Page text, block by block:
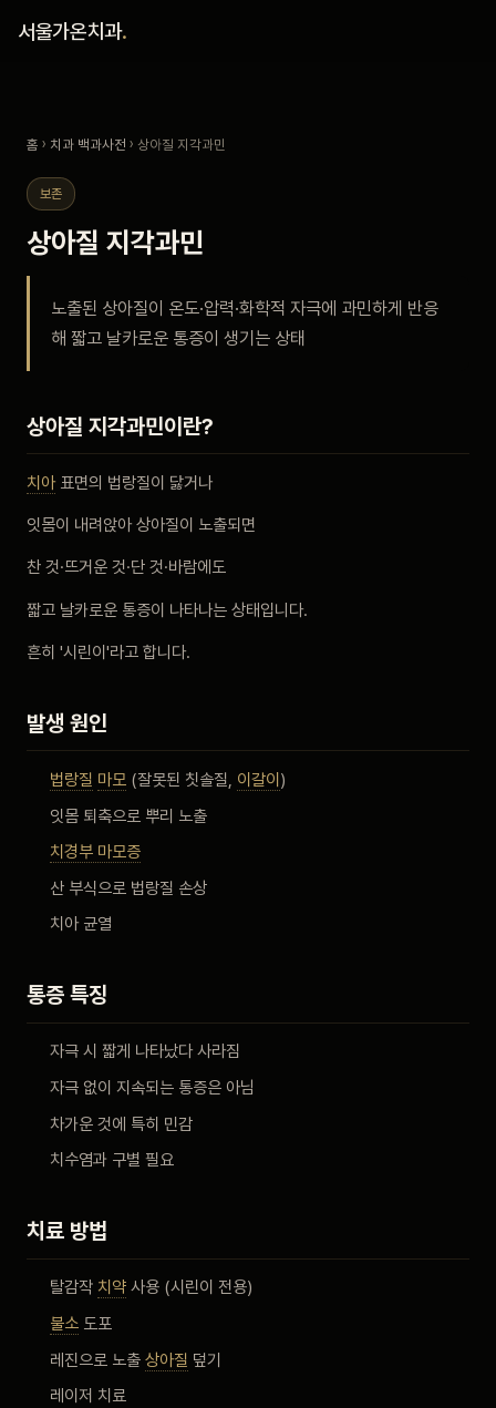
서울가온치과.
진료 안내
안내
비포 애프터
치과 백과사전
자주 묻는 질문
회원가입 / 로그인
홈 › 치과 백과사전 › 상아질 지각과민
보존
상아질 지각과민
노출된 상아질이 온도·압력·화학적 자극에 과민하게 반응
해 짧고 날카로운 통증이 생기는 상태
상아질 지각과민이란?
치아표면의 법랑질이 닳거나
잇몸이 내려앉아 상아질이 노출되면
찬 것·뜨거운 것·단 것·바람에도
짧고 날카로운 통증이 나타나는 상태입니다.
흔히 '시린이'라고 합니다.
발생 원인
법랑질 마모(잘못된 칫솔질, 이갈이 )
잇몸 퇴축으로 뿌리 노출
치경부 마모증
산 부식으로 법랑질 손상
치아 균열
통증 특징
자극 시 짧게 나타났다 사라짐
자극 없이 지속되는 통증은 아님
차가운 것에 특히 민감
치수염과 구별 필요
치료 방법
탈감작 치약사용 (시린이 전용)
불소도포
레진으로 노출 상아질 덮기
레이저 치료